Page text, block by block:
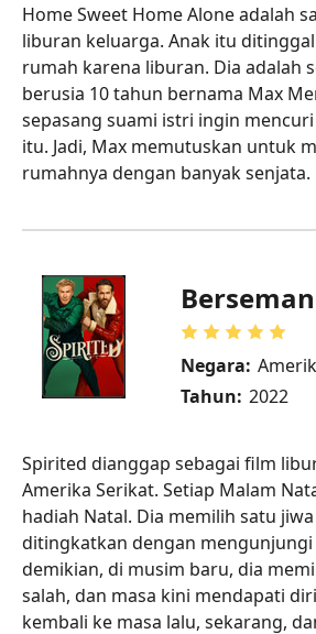
Home Sweet Home Alone adalah
liburan keluarga. Anak itu
rumah karena liburan. Dia adalah
berusia 10 tahun bernama Max
sepasang suami istri ingin
itu. Jadi, Max memutuskan untuk
rumahnya dengan banyak senjata.
Negara:
Tahun: 2022
Spirited dianggap sebagai film
Amerika Serikat. Setiap Malam
hadiah Natal. Dia memilih satu
ditingkatkan dengan
demikian, di musim baru, dia
salah, dan masa kini mendapati
kembali ke masa lalu, sekarang,